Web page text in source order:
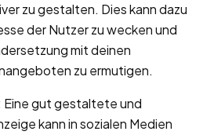
zu gestalten. Dies kann dazu
der Nutzer zu wecken und
mit deinen
zu ermutigen.
Eine gut gestaltete und
kann in sozialen Medien